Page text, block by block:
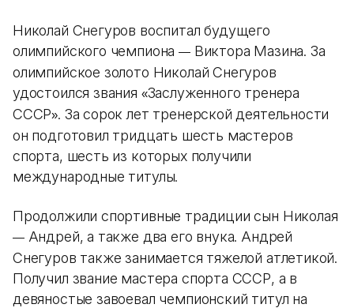
Николай Снегуров воспитал будущего
олимпийского чемпиона—Виктора Мазина. За
олимпийское золото Николай Снегуров
удостоился звания «Заслуженного тренера
СССР». За сорок лет тренерской деятельности
он подготовил тридцать шесть мастеров
спорта, шесть из которых получили
международные титулы.
Продолжили спортивные традиции сын Николая
—Андрей, а также два его внука. Андрей
Снегуров также занимается тяжелой атлетикой.
Получил звание мастера спорта СССР, а в
девяностые завоевал чемпионский титул на